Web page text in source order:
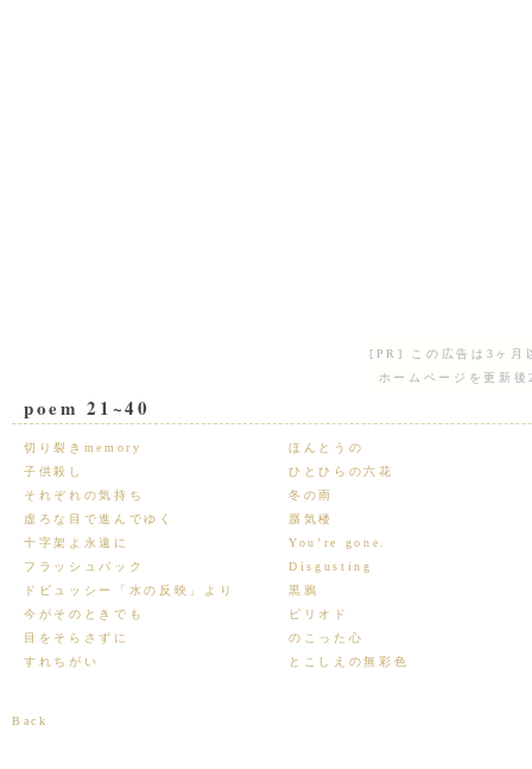
[PR] この広告は3ヶ月
ホームページを更新
poem 21~40
切り裂きmemory
ほんとうの
子供殺し
ひとひらの六花
それぞれの気持ち
冬の雨
虚ろな目で進んでゆく
蜃気楼
十字架よ永遠に
You’re gone.
フラッシュバック
Disgusting
ドビュッシー「水の反映」より
黒鴉
今がそのときでも
ピリオド
目をそらさずに
のこった心
すれちがい
とこしえの無彩色
Back